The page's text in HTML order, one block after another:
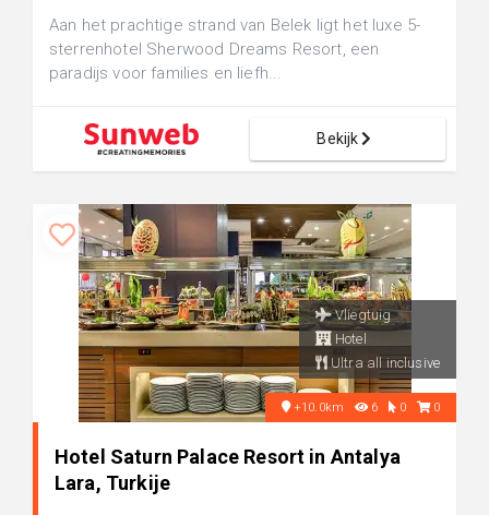
Aan het prachtige strand van Belek ligt het luxe 5-
sterrenhotel Sherwood Dreams Resort, een
paradijs voor families en liefh...
Bekijk
Vliegtuig
Hotel
Ultra all inclusive
+10.0km 6 0 0
Hotel Saturn Palace Resort in Antalya
Lara, Turkije